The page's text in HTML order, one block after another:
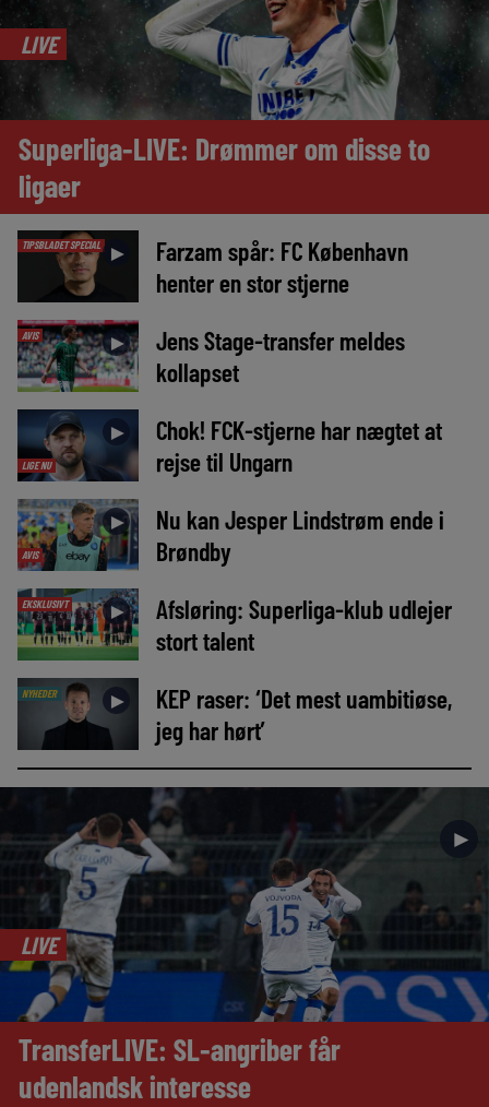
LIVE
Superliga-LIVE: Drømmer om disse to
ligaer
TIPSBLADET SPECIAL ►
Farzam spår: FC København
henter en stor stjerne
AVIS ►
Jens Stage-transfer meldes
kollapset
LIGE NU
►
Chok! FCK-stjerne har nægtet at
rejse til Ungarn
AVIS
►
Nu kan Jesper Lindstrøm ende i
Brøndby
EKSKLUSIVT ►
Afsløring: Superliga-klub udlejer
stort talent
NYHEDER ►
KEP raser: ‘Det mest uambitiøse,
jeg har hørt’
►
LIVE
TransferLIVE: SL-angriber får
udenlandsk interesse